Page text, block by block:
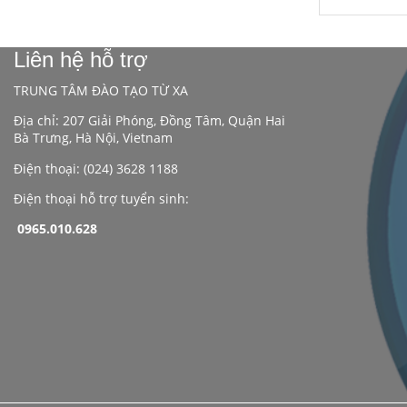
Liên hệ hỗ trợ
TRUNG TÂM ĐÀO TẠO TỪ XA
Địa chỉ: 207 Giải Phóng, Đồng Tâm, Quận Hai
Bà Trưng, Hà Nội, Vietnam
Điện thoại: (024) 3628 1188
Điện thoại hỗ trợ tuyển sinh:
0965.010.628